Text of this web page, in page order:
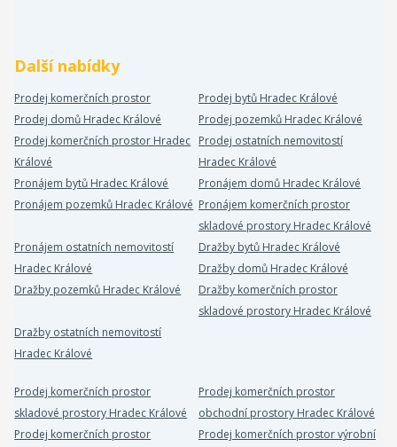
Další nabídky
Prodej komerčních prostor
Prodej bytů Hradec Králové
Prodej domů Hradec Králové
Prodej pozemků Hradec Králové
Prodej komerčních prostor Hradec
Králové
Prodej ostatních nemovitostí
Hradec Králové
Pronájem bytů Hradec Králové
Pronájem domů Hradec Králové
Pronájem pozemků Hradec Králové Pronájem komerčních prostor
skladové prostory Hradec Králové
Pronájem ostatních nemovitostí
Hradec Králové
Dražby bytů Hradec Králové
Dražby domů Hradec Králové
Dražby pozemků Hradec Králové
Dražby komerčních prostor
skladové prostory Hradec Králové
Dražby ostatních nemovitostí
Hradec Králové
Prodej komerčních prostor
skladové prostory Hradec Králové
Prodej komerčních prostor
obchodní prostory Hradec Králové
Prodej komerčních prostor
Prodej komerčních prostor výrobní